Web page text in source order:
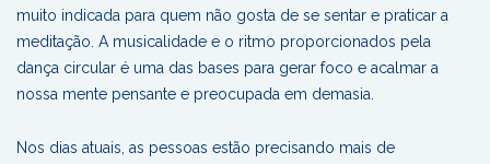
muito indicada para quem não gosta de se sentar e praticar a
meditação. A musicalidade e o ritmo proporcionados pela
dança circular é uma das bases para gerar foco e acalmar a
nossa mente pensante e preocupada em demasia.
Nos dias atuais, as pessoas estão precisando mais de